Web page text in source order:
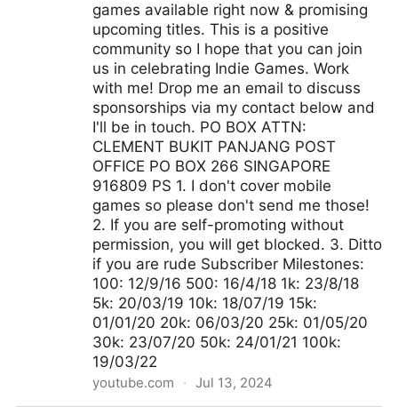
games available right now & promising
upcoming titles. This is a positive
community so I hope that you can join
us in celebrating Indie Games. Work
with me! Drop me an email to discuss
sponsorships via my contact below and
I'll be in touch. PO BOX ATTN:
CLEMENT BUKIT PANJANG POST
OFFICE PO BOX 266 SINGAPORE
916809 PS 1. I don't cover mobile
games so please don't send me those!
2. If you are self-promoting without
permission, you will get blocked. 3. Ditto
if you are rude Subscriber Milestones:
100: 12/9/16 500: 16/4/18 1k: 23/8/18
5k: 20/03/19 10k: 18/07/19 15k:
01/01/20 20k: 06/03/20 25k: 01/05/20
30k: 23/07/20 50k: 24/01/21 100k:
19/03/22
youtube.com · Jul 13, 2024